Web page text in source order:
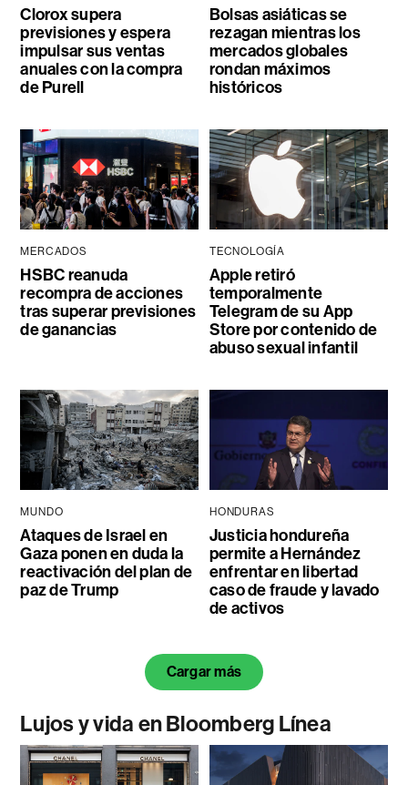
Clorox supera
previsiones y espera
impulsar sus ventas
anuales con la compra
de Purell
Bolsas asiáticas se
rezagan mientras los
mercados globales
rondan máximos
históricos
MERCADOS
HSBC reanuda
recompra de acciones
tras superar previsiones
de ganancias
TECNOLOGÍA
Apple retiró
temporalmente
Telegram de su App
Store por contenido de
abuso sexual infantil
MUNDO
Ataques de Israel en
Gaza ponen en duda la
reactivación del plan de
paz de Trump
HONDURAS
Justicia hondureña
permite a Hernández
enfrentar en libertad
caso de fraude y lavado
de activos
Cargar más
Lujos y vida en Bloomberg Línea